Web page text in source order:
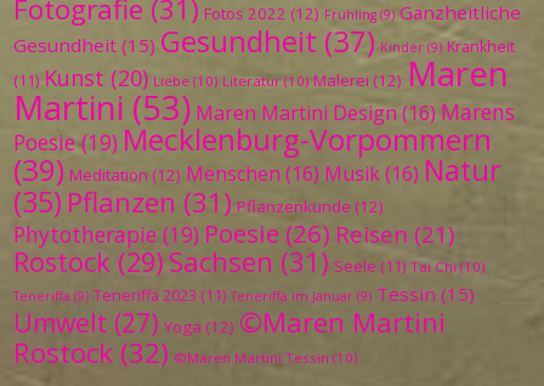
Fotografie (31) Fotos 2022 (12) Frühling (9) Ganzheitliche
Gesundheit (15) Gesundheit (37) Kinder (9) Krankheit
(11) Kunst (20) Liebe (10) Literatur (10) Malerei (12) Maren
Martini (53) Maren Martini Design (16) Marens
Poesie(19) Mecklenburg-Vorpommern
(39) Meditation (12) Menschen (16) Musik(16) Natur
(35) Pflanzen (31) Pflanzenkunde (12)
Phytotherapie (19) Poesie (26) Reisen (21)
Rostock (29) Sachsen (31) Seele (11) Tai Chi (10)
Teneriffa (9) Teneriffa 2023 (11) Teneriffa im Januar (9) Tessin (15)
Umwelt (27) Yoga (12) ©Maren Martini
Rostock (32) ©Maren Martini Tessin (10)